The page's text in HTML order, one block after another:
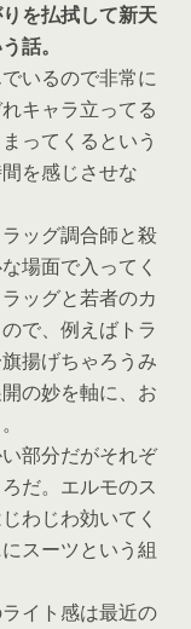
を払拭して新天
話。
いるので非常に
キャラ立ってる
ってくるという
を感じさせな
ッグ調合師と殺
場面で入ってく
ッグと若者のカ
で、例えばトラ
揚げちゃろうみ
の妙を軸に、お
部分だがそれぞ
だ。エルモのス
わじわ効いてく
スーツという組
イト感は最近の